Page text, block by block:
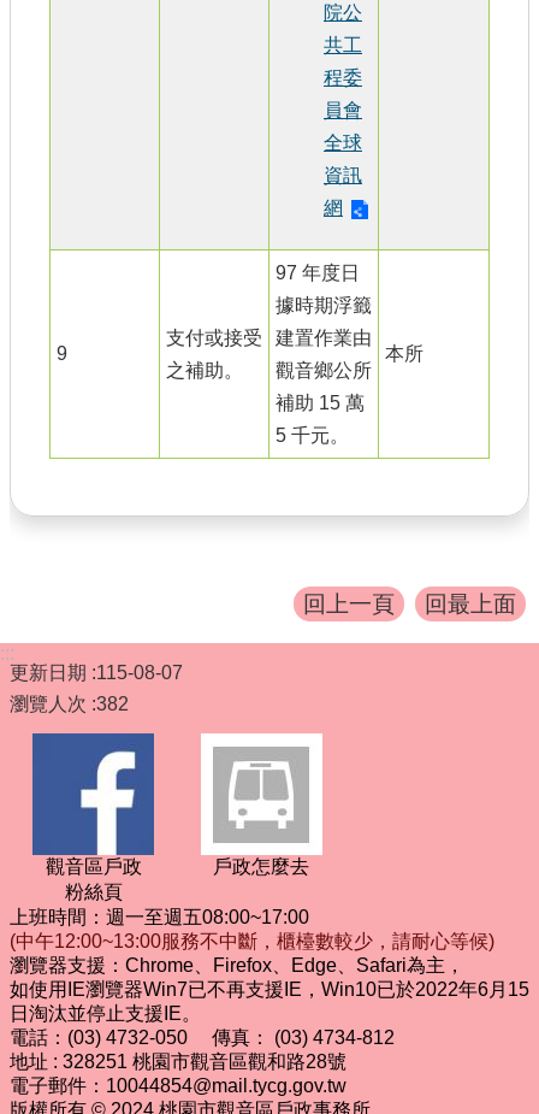
院公
共工
程委
員會
全球
資訊
網
9
支付或接受
之補助。
97 年度日
據時期浮籤
建置作業由
觀音鄉公所
補助 15 萬
5 千元。
本所
回上一頁 回最上面
:::
更新日期
115-08-07
瀏覽人次 382
觀音區戶政
粉絲頁
戶政怎麼去
上班時間：週一至週五08:00~17:00
(中午12:00~13:00服務不中斷，櫃檯數較少，請耐心等候)
瀏覽器支援：Chrome、Firefox、Edge、Safari為主，
如使用IE瀏覽器Win7已不再支援IE，Win10已於2022年6月15
日淘汰並停止支援IE。
電話：(03) 4732-050 傳真： (03) 4734-812
地址 : 328251 桃園市觀音區觀和路28號
電子郵件：10044854@mail.tycg.gov.tw
版權所有 © 2024 桃園市觀音區戶政事務所